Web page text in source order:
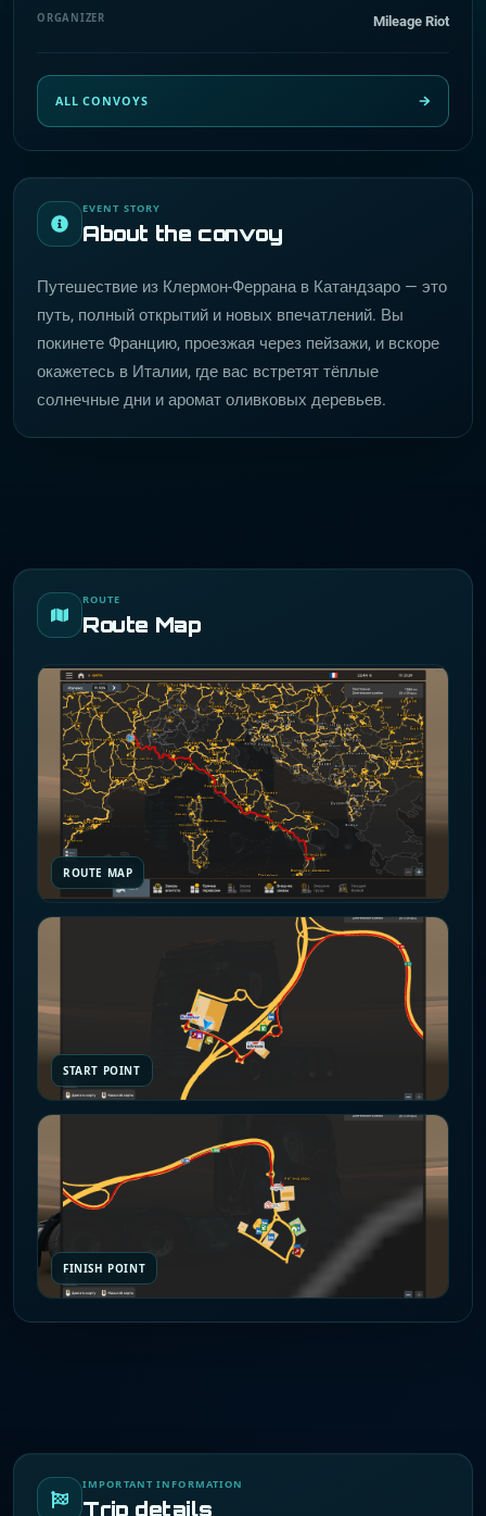
EVENT STORY
About the convoy
Путешествие из Клермон-Феррана в Катандзаро — это
путь, полный открытий и новых впечатлений. Вы
покинете Францию, проезжая через пейзажи, и вскоре
окажетесь в Италии, где вас встретят тёплые
солнечные дни и аромат оливковых деревьев.
ROUTE
Route Map
ROUTE MAP
START POINT
FINISH POINT
IMPORTANT INFORMATION
Trip details
ORGANIZER Mileage Riot
ALL CONVOYS